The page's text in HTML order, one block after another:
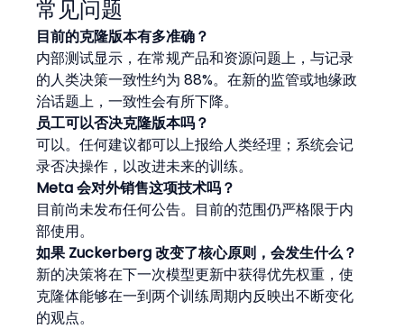
常见问题
目前的克隆版本有多准确？
内部测试显示，在常规产品和资源问题上，与记录
的人类决策一致性约为 88%。在新的监管或地缘政
治话题上，一致性会有所下降。
员工可以否决克隆版本吗？
可以。任何建议都可以上报给人类经理；系统会记
录否决操作，以改进未来的训练。
Meta 会对外销售这项技术吗？
目前尚未发布任何公告。目前的范围仍严格限于内
部使用。
如果 Zuckerberg 改变了核心原则，会发生什么？
新的决策将在下一次模型更新中获得优先权重，使
克隆体能够在一到两个训练周期内反映出不断变化
的观点。